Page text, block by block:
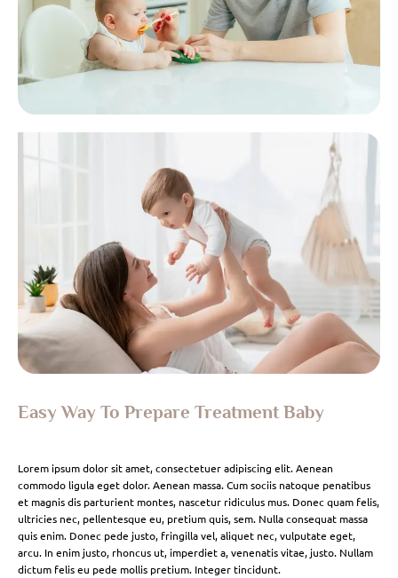
Easy Way To Prepare Treatment Baby
Lorem ipsum dolor sit amet, consectetuer adipiscing elit. Aenean
commodo ligula eget dolor. Aenean massa. Cum sociis natoque penatibus
et magnis dis parturient montes, nascetur ridiculus mus. Donec quam felis,
ultricies nec, pellentesque eu, pretium quis, sem. Nulla consequat massa
quis enim. Donec pede justo, fringilla vel, aliquet nec, vulputate eget,
arcu. In enim justo, rhoncus ut, imperdiet a, venenatis vitae, justo. Nullam
dictum felis eu pede mollis pretium. Integer tincidunt.